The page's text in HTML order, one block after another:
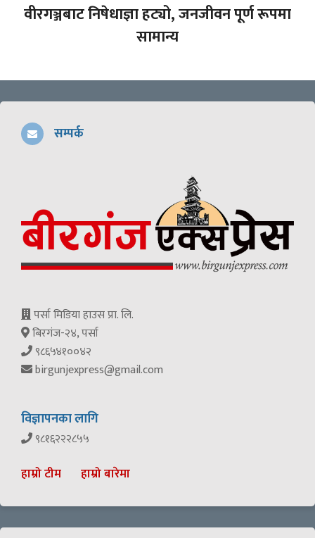
वीरगञ्जबाट निषेधाज्ञा हट्यो, जनजीवन पूर्ण रूपमा
सामान्य
सम्पर्क
पर्सा मिडिया हाउस प्रा. लि.
बिरगंज-२४, पर्सा
९८६५४१००४२
birgunjexpress@gmail.com
विज्ञापनका लागि
९८१६२२२८५५
हाम्रो टीम हाम्रो बारेमा